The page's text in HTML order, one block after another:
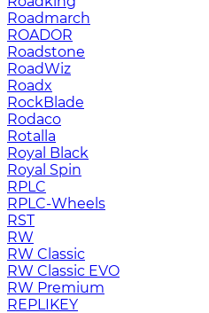
Roadmarch
ROADOR
Roadstone
RoadWiz
Roadx
RockBlade
Rodaco
Rotalla
Royal Black
Royal Spin
RPLC
RPLC-Wheels
RST
RW
RW Classic
RW Classic EVO
RW Premium
RЕPLIKEY